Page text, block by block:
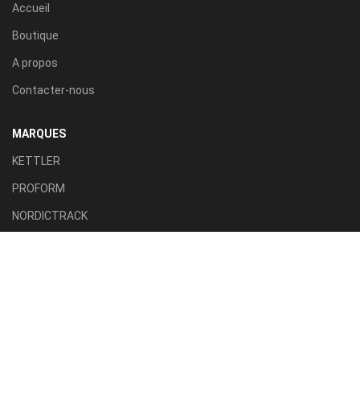
Accueil
Boutique
A propos
Contacter-nous
MARQUES
KETTLER
PROFORM
NORDICTRACK